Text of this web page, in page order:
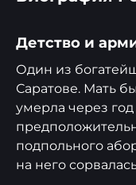
ko.ru
mk.ru
lenpravda.ru
aif.ru
forbes
neftegaz.ru
Детство и
Один из
Саратове. Мать
умерла через
подпольного
на него